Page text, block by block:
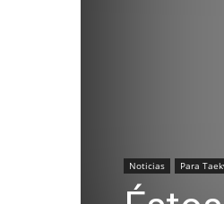
Noticias Para